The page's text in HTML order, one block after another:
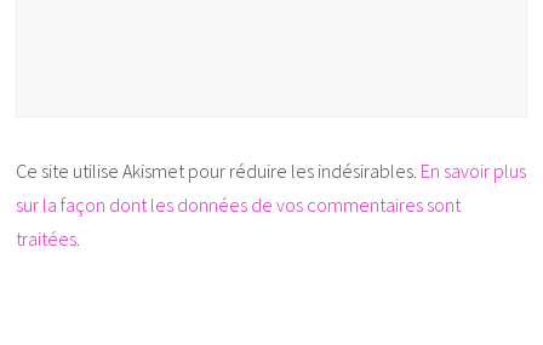
Ce site utilise Akismet pour réduire les indésirables. En savoir plus
sur la façon dont les données de vos commentaires sont
traitées.